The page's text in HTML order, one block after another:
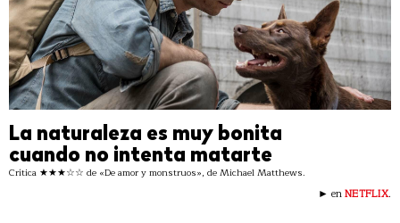
La naturaleza es muy bonita
cuando no intenta matarte
Crítica ★★★☆☆ de «De amor y monstruos», de Michael Matthews.
► enNETFLIX.